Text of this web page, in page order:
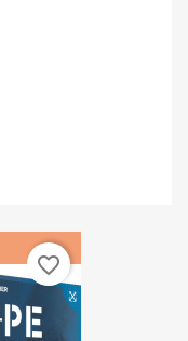
favorite_border